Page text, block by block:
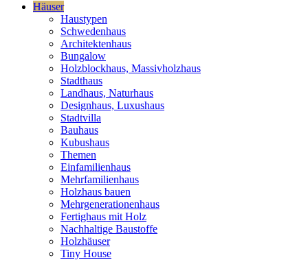
Häuser
Haustypen
Schwedenhaus
Architektenhaus
Bungalow
Holzblockhaus, Massivholzhaus
Stadthaus
Landhaus, Naturhaus
Designhaus, Luxushaus
Stadtvilla
Bauhaus
Kubushaus
Themen
Einfamilienhaus
Mehrfamilienhaus
Holzhaus bauen
Mehrgenerationenhaus
Fertighaus mit Holz
Nachhaltige Baustoffe
Holzhäuser
Tiny House